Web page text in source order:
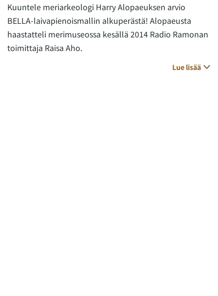
Kuuntele meriarkeologi Harry Alopaeuksen arvio
BELLA-laivapienoismallin alkuperästä! Alopaeusta
haastatteli merimuseossa kesällä 2014 Radio Ramonan
toimittaja Raisa Aho.
Lue lisää